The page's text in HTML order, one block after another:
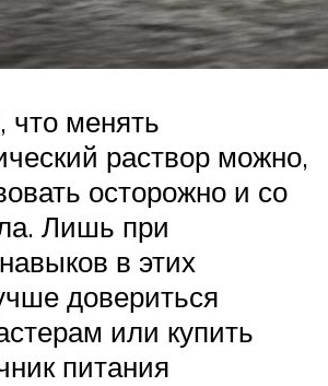
что менять
раствор можно,
осторожно и со
Лишь при
в этих
довериться
или купить
питания